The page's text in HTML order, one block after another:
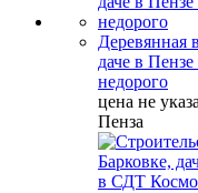
Деревянная
даче в
недорого
цена не
Пенза